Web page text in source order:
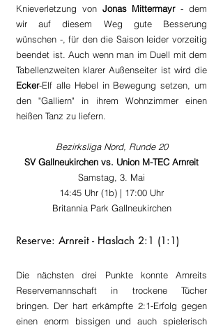
Knieverletzung von Jonas Mittermayr - dem
wir auf diesem Weg gute Besserung
wünschen -, für den die Saison leider vorzeitig
beendet ist. Auch wenn man im Duell mit dem
Ecker-Elf alle Hebel in Bewegung setzen, um
den "Galliern" in ihrem Wohnzimmer einen
heißen Tanz zu liefern.
Bezirksliga Nord, Runde 20
SV Gallneukirchen vs. Union M-TEC Arnreit
Samstag, 3. Mai
14:45 Uhr (1b) | 17:00 Uhr
Britannia Park Gallneukirchen
Reserve: Arnreit - Haslach 2:1 (1:1)
Die nächsten drei Punkte konnte Arnreits
Reservemannschaft in trockene Tücher
bringen. Der hart erkämpfte 2:1-Erfolg gegen
einen enorm bissigen und auch spielerisch